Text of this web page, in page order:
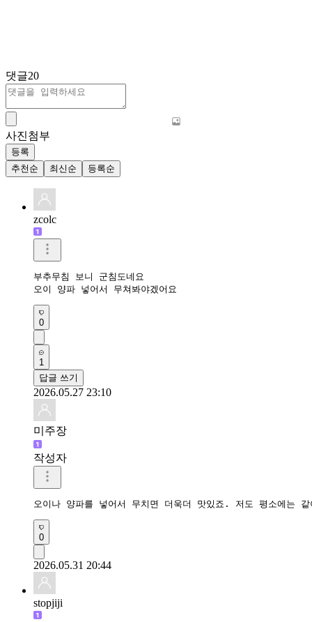
댓글20
사진첨부
등록
추천순
최신순 등록순
zcolc
부추무침 보니 군침도네요
오이 양파 넣어서 무쳐봐야겠어요
0
1
답글 쓰기
2026.05.27 23:10
미주장
작성자
오이나 양파를 넣어서 무치면 더욱더 맛있죠. 저도 평소에는 같
0
2026.05.31 20:44
stopjiji